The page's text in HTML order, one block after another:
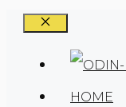
CERRAR
HOME